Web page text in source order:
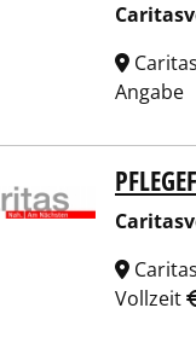
Angabe
der
Vollzeit